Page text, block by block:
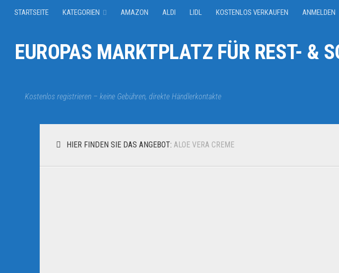
STARTSEITE KATEGORIEN AMAZON ALDI LIDL KOSTENLOS VERKAUFEN ANMELDEN
EUROPAS MARKTPLATZ FÜR REST- &
Kostenlos registrieren – keine Gebühren, direkte Händlerkontakte
HIER FINDEN SIE DAS ANGEBOT: ALOE VERA CREME